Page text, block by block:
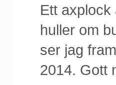
Ett
huller om
ser jag
2014. Gott